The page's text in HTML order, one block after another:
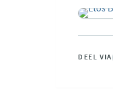
DEEL VIA